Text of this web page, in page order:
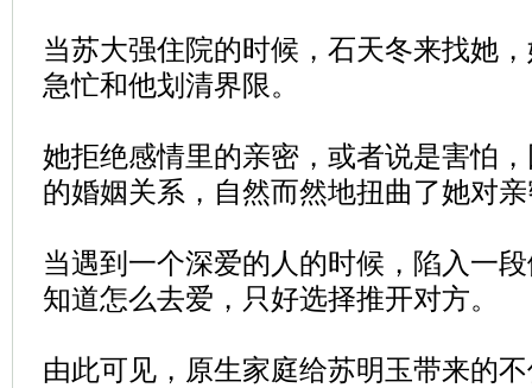
当苏大强住院的时候，石天冬来找她
急忙和他划清界限。
她拒绝感情里的亲密，或者说是害怕
的婚姻关系，自然而然地扭曲了她对
当遇到一个深爱的人的时候，陷入一
知道怎么去爱，只好选择推开对方。
由此可见，原生家庭给苏明玉带来的